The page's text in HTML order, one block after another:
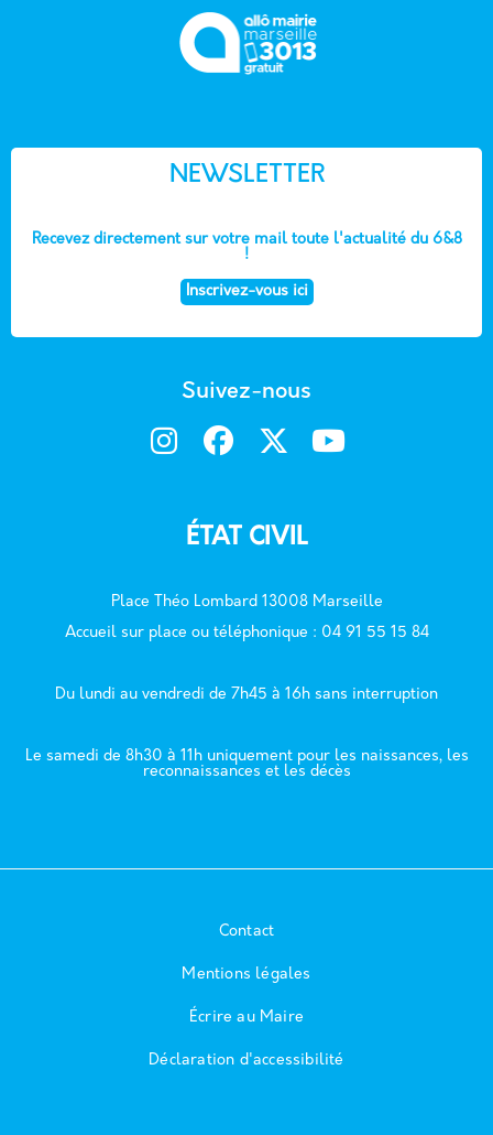
NEWSLETTER
Recevez directement sur votre mail toute l'actualité du 6&8
!
Inscrivez-vous ici
Suivez-nous
ÉTAT CIVIL
Place Théo Lombard 13008 Marseille
Accueil sur place ou téléphonique : 04 91 55 15 84
Du lundi au vendredi de 7h45 à 16h sans interruption
Le samedi de 8h30 à 11h uniquement pour les naissances, les
reconnaissances et les décès
Contact
Mentions légales
Écrire au Maire
Déclaration d'accessibilité